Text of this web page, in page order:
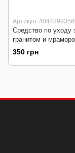
Артикул:
Средство по уходу
гранитом и
Glutoclean 1000 мл
350 грн